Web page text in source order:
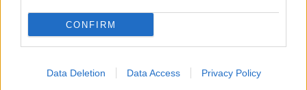
CONFIRM
Data Deletion Data Access Privacy Policy
ΛΕΥΤΕΡΗΣ ΑΥΓΕΝΑΚΗΣ
ΜΑΚΗΣ ΒΟΡΙΔΗΣ